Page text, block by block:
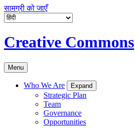
सामग्री को जाएँ
Creative Commons
Menu
Who We Are Expand
Strategic Plan
Team
Governance
Opportunities